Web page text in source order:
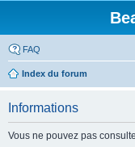
FAQ
Index du forum
Informations
Vous ne pouvez pas